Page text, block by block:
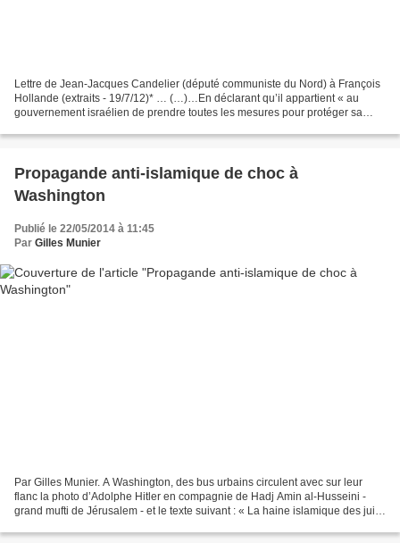
Lettre de Jean-Jacques Candelier (député communiste du Nord) à François
Hollande (extraits - 19/7/12)* … (…)…En déclarant qu’il appartient « au
gouvernement israélien de prendre toutes les mesures pour protéger sa
Propagande anti-islamique de choc à
Washington
Publié le 22/05/2014 à 11:45
Par Gilles Munier
Par Gilles Munier. A Washington, des bus urbains circulent avec sur leur
flanc la photo d’Adolphe Hitler en compagnie de Hadj Amin al-Husseini -
grand mufti de Jérusalem - et le texte suivant : « La haine islamique des juifs: